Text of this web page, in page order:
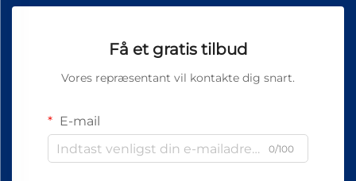
Få et gratis tilbud
Vores repræsentant vil kontakte dig snart.
E-mail
0/100